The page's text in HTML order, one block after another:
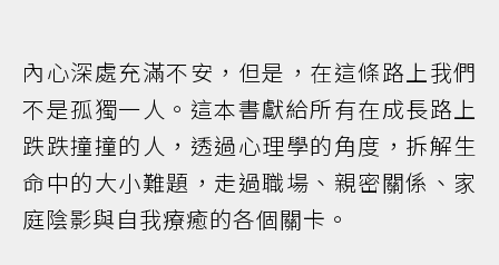
內心深處充滿不安，但是，在這條路上我們
不是孤獨一人。這本書獻給所有在成長路上
跌跌撞撞的人，透過心理學的角度，拆解生
命中的大小難題，走過職場、親密關係、家
庭陰影與自我療癒的各個關卡。